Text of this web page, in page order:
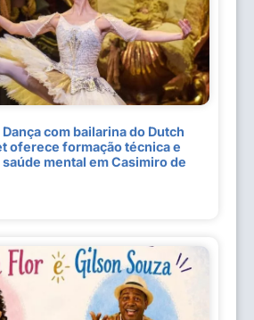
com bailarina do Dutch
oferece formação técnica e
mental em Casimiro de